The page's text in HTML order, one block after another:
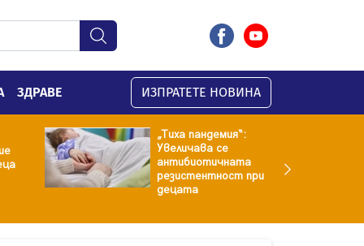
ЗДРАВЕ ИЗПРАТЕТЕ НОВИНА
„Тиха пандемия“:
Увеличава се
антибиотичната
резистентност при
децата